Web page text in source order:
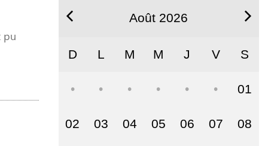
pu
Août 2026
D L M M J V S
01
02 03 04 05 06 07 08